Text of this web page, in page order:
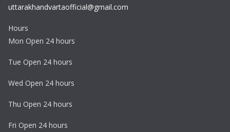
uttarakhandvartaofficial@gmail.com
Hours
Mon Open 24 hours
Tue Open 24 hours
Wed Open 24 hours
Thu Open 24 hours
Fri Open 24 hours